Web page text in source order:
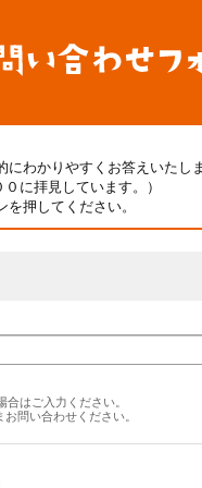
にわかりやすくお答えいたし
に拝見しています。）
押してください。
はご入力ください。
問い合わせください。